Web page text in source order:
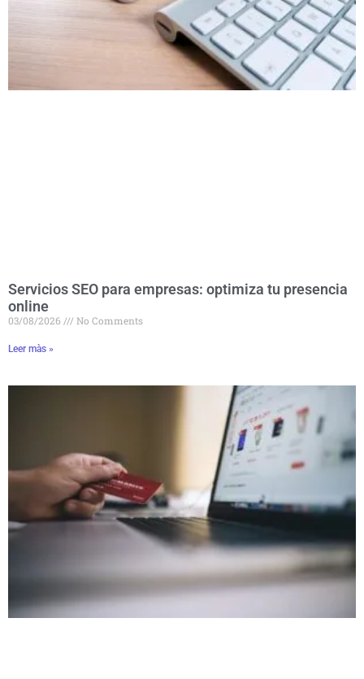
Servicios SEO para empresas: optimiza tu presencia
online
03/08/2026 No Comments
Leer màs »